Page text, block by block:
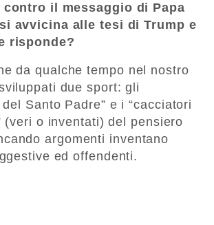
il messaggio di Papa
avvicina alle tesi di Trump e
risponde?
da qualche tempo nel nostro
due sport: gli
Santo Padre” e i “cacciatori
(veri o inventati) del pensiero
argomenti inventano
ed offendenti.